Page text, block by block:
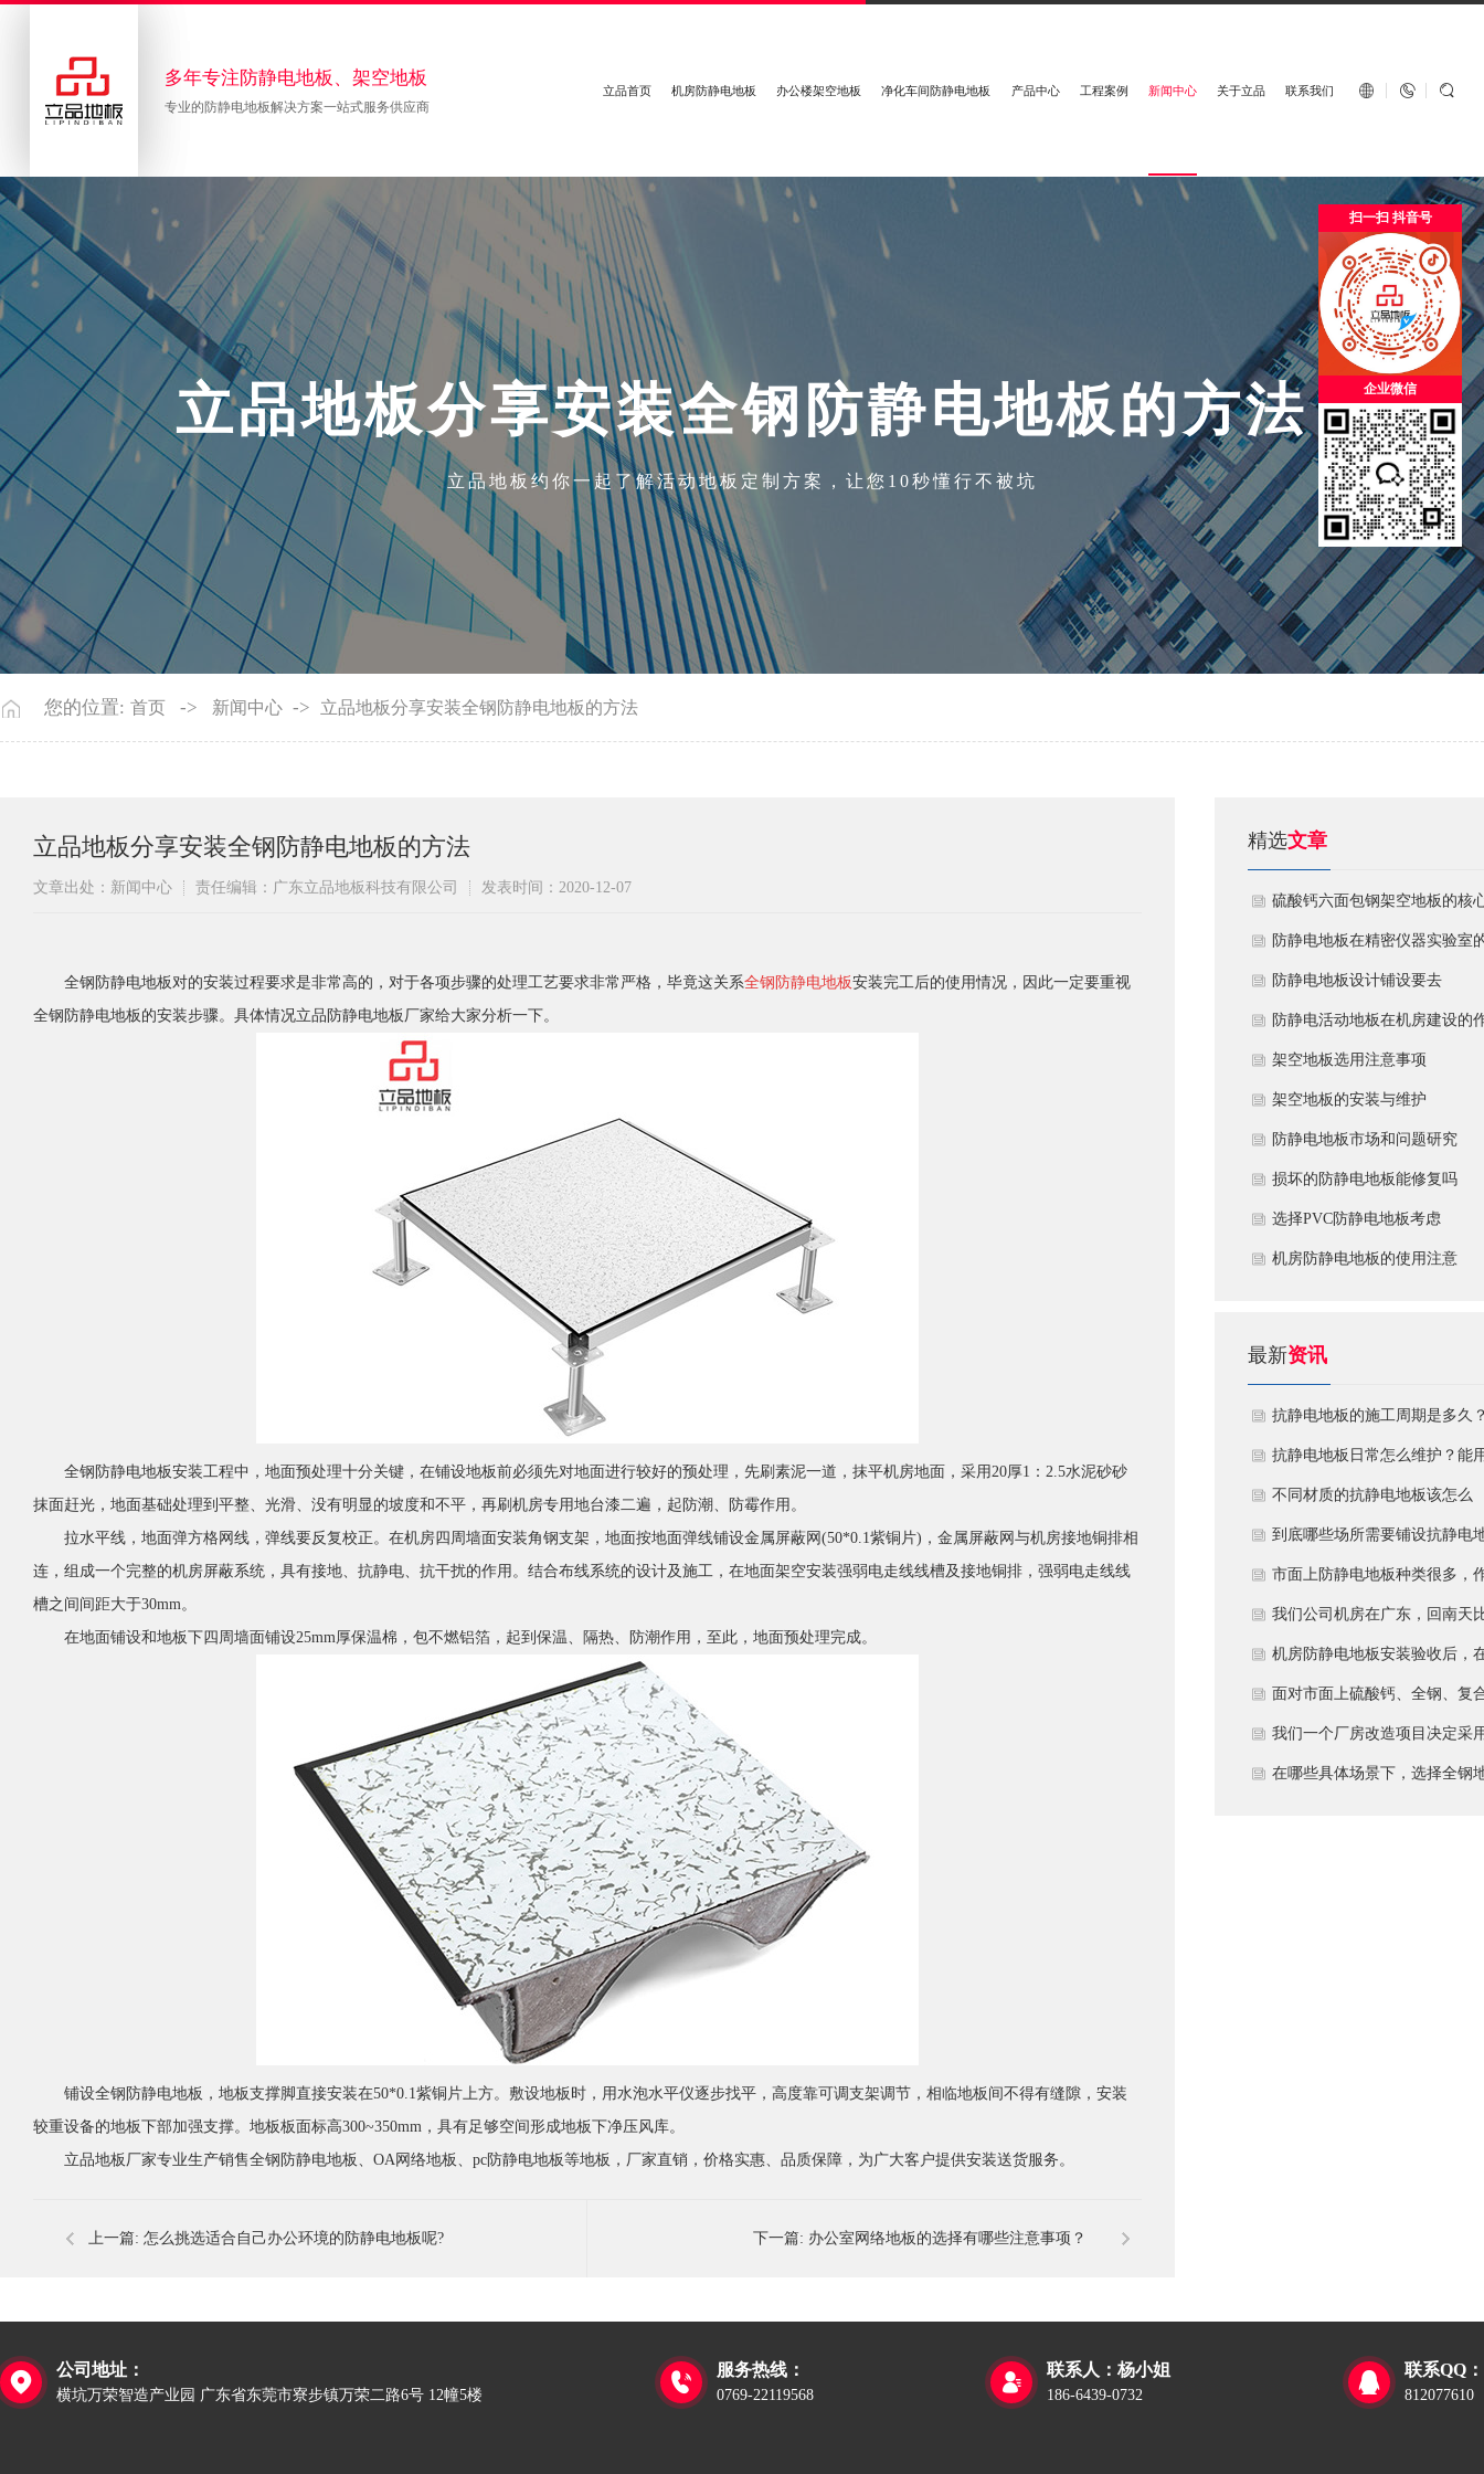
多年专注防静电地板、架空地板
专业的防静电地板解决方案一站式服务供应商
立品首页 机房防静电地板 办公楼架空地板 净化车间防静电地板 产品中心 工程案例 新闻中心 关于立品 联系我们 English  
立品地板分享安装全钢 防静电地板的方法
立品地板约你一起了解活动地板定制方案，让您10秒懂行不被坑
您的位置: 首页 -> 新闻中心 -> 立品地板分享安装全钢防静电地板的方法
立品地板分享安装全钢防静电地板的方法
文章出处：新闻中心 责任编辑：广东立品地板科技有限公司 发表时间：2020-12-07
全钢防静电地板对的安装过程要求是非常高的，对于各项步骤的处理工艺要求非常严格，毕竟这关系全钢防静电地板安装完工后的使用情况，因此一定要重视
全钢防静电地板的安装步骤。具体情况立品防静电地板厂家给大家分析一下。
全钢防静电地板安装工程中，地面预处理十分关键，在铺设地板前必须先对地面进行较好的预处理，先刷素泥一道，抹平机房地面，采用20厚1：2.5水泥砂砂
抹面赶光，地面基础处理到平整、光滑、没有明显的坡度和不平，再刷机房专用地台漆二遍，起防潮、防霉作用。
拉水平线，地面弹方格网线，弹线要反复校正。在机房四周墙面安装角钢支架，地面按地面弹线铺设金属屏蔽网(50*0.1紫铜片)，金属屏蔽网与机房接地铜排相
连，组成一个完整的机房屏蔽系统，具有接地、抗静电、抗干扰的作用。结合布线系统的设计及施工，在地面架空安装强弱电走线线槽及接地铜排，强弱电走线线
槽之间间距大于30mm。
在地面铺设和地板下四周墙面铺设25mm厚保温棉，包不燃铝箔，起到保温、隔热、防潮作用，至此，地面预处理完成。
铺设全钢防静电地板，地板支撑脚直接安装在50*0.1紫铜片上方。敷设地板时，用水泡水平仪逐步找平，高度靠可调支架调节，相临地板间不得有缝隙，安装
较重设备的地板下部加强支撑。地板板面标高300~350mm，具有足够空间形成地板下净压风库。
立品地板厂家专业生产销售全钢防静电地板、OA网络地板、pc防静电地板等地板，厂家直销，价格实惠、品质保障，为广大客户提供安装送货服务。
上一篇: 怎么挑选适合自己办公环境的防静电地板呢? 下一篇: 办公室网络地板的选择有哪些注意事项？
精选文章
硫酸钙六面包钢架空地板的核
技术优势与防火安全价值
防静电地板在精密仪器实验室
定制化应用方案
​防静电地板设计铺设要去
防静电活动地板在机房建设的
用
​架空地板选用注意事项
​架空地板的安装与维护
防静电地板市场和问题研究
损坏的防静电地板能修复吗
​选择PVC防静电地板考虑
机房防静电地板的使用注意
最新资讯
抗静电地板的施工周期是多久
需要注意什么?
抗静电地板日常怎么维护？能
多久？
不同材质的抗静电地板该怎么
选？
到底哪些场所需要铺设抗静电
板？
市面上防静电地板种类很多，
为采购方，我们该如何鉴别地
的质量好坏？所谓的“系统电
阻”为什么很重要？
我们公司机房在广东，回南天
较潮湿，这种环境下使用防静
地板要注意什么？日常维护有
些要点？
机房防静电地板安装验收后，
日常运维中常常被忽视。请问
一套规范的、可操作的维护规
应包含哪些内容？有哪些“小问
面对市面上硫酸钙、全钢、复
等多种类型的机房防静电地板
我们该如何科学选型？除了预
我们一个厂房改造项目决定采
全钢防静电地板。听说它的安
在哪些具体场景下，选择全钢

公司地址：
横坑万荣智造产业园 广东省东莞市寮步镇万荣二路6号 12幢5楼

服务热线：
0769-22119568

联系人：杨小姐
186-6439-0732

联系QQ：
812077610
扫一扫 抖音号
企业微信